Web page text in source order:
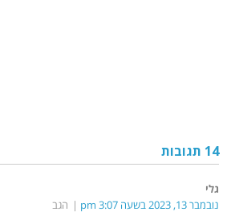
14 תגובות
גלי
נובמבר 13, 2023 בשעה 3:07 pm
הגב